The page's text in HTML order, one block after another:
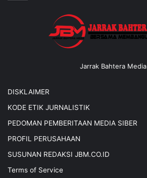
Jarrak Bahtera Media
DISKLAIMER
KODE ETIK JURNALISTIK
PEDOMAN PEMBERITAAN MEDIA SIBER
PROFIL PERUSAHAAN
SUSUNAN REDAKSI JBM.CO.ID
Terms of Service